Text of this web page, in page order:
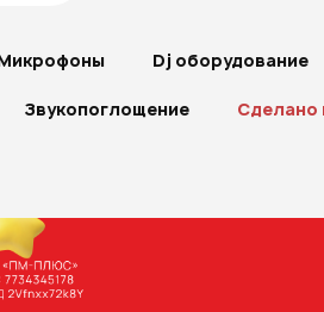
Dj оборудование
Звукопоглощение Сделано